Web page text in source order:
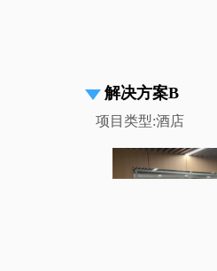
解决方案B
项目类型:酒